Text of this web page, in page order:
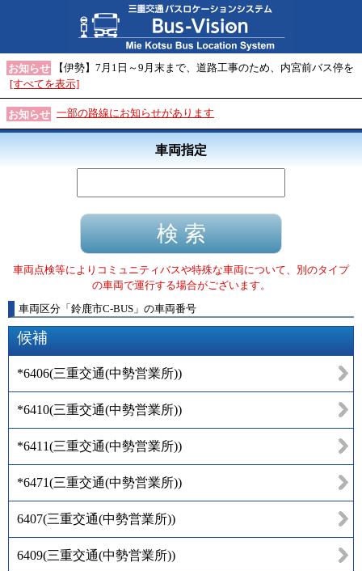
お知らせ
【伊勢】7月1日～9月末まで、道路工事のため、内宮前バス停を
[すべてを表示]
お知らせ 一部の路線にお知らせがあります
車両指定
車両点検等によりコミュニティバスや特殊な車両について、別のタイプ
の車両で運行する場合がございます。
車両区分 「 鈴鹿市C-BUS 」 の車両番号
候補
*6406(三重交通(中勢営業所))
*6410(三重交通(中勢営業所))
*6411(三重交通(中勢営業所))
*6471(三重交通(中勢営業所))
6407(三重交通(中勢営業所))
6409(三重交通(中勢営業所))